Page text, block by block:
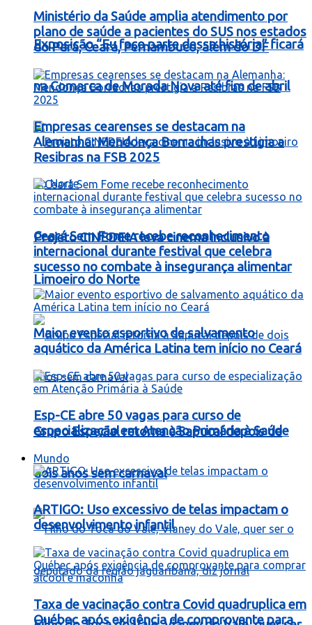
Exposição “Eu faço parte dessa história” ficará
na Comarca de Morada Nova até fim de abril
Projeto CINEDEIA leva cinema inclusivo à
Limoeiro do Norte
Grupo Especial retorna à Sapucaí depois de
dois anos sem carnaval
Ministério da Saúde amplia atendimento por
plano de saúde a pacientes do SUS nos estados
do Pará, Ceará, Pernambuco, além do DF
Empresas cearenses se destacam na
Alemanha: Mendonça Borrachas prestigia a
Resibras na FSB 2025
Ceará Sem Fome recebe reconhecimento
internacional durante festival que celebra
sucesso no combate à insegurança alimentar
Maior evento esportivo de salvamento
aquático da América Latina tem início no Ceará
Esp-CE abre 50 vagas para curso de
especialização em Atenção Primária à Saúde
Mundo
ARTIGO: Uso excessivo de telas impactam o
desenvolvimento infantil
Taxa de vacinação contra Covid quadruplica em
Québec após exigência de comprovante para